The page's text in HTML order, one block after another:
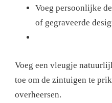
Voeg persoonlijke
of gegraveerde
Voeg een vleugje
toe om de zintuigen te
overheersen.